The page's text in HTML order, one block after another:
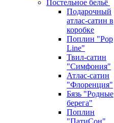
Постельное бельё
Подарочный
атлас-сатин в
коробке
Поплин "Pop
Line"
Твил-сатин
"Симфония"
Атлас-сатин
"Флоренция"
Бязь "Родные
берега"
Поплин
"ПатиСон"